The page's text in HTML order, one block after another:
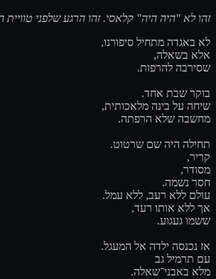
זהו לא "היה היה" קלאסי. זהו הרגע שלפני
לא באגדה מתחיל סיפורנו,
אלא בשאלה,
שסירבה להרפות.
בוקר שבת אחד.
שיחה על בינה מלאכותית,
מחשבה שלא הרפתה.
תחילה היה שם שרטוט.
קריר,
מסודר,
חסר נשמה.
עולם ללא רעב, ללא עמל.
אך ללא אותו רעד,
ששמו געגוע.
אז נכנסה ילדה אל המעגל.
עם תרמיל גב
מלא באבני־שאלה.